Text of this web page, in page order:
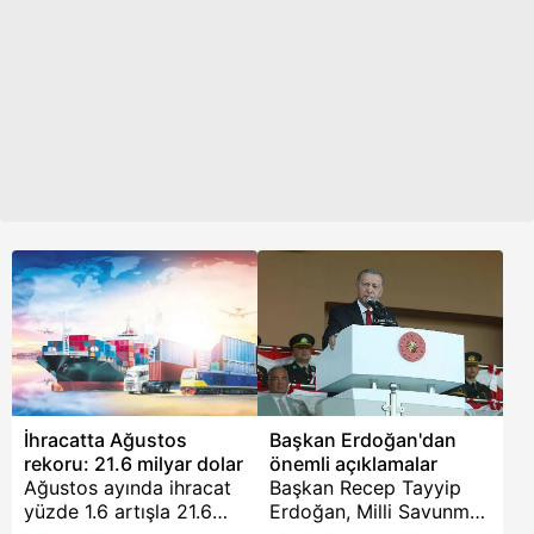
İhracatta Ağustos
rekoru: 21.6 milyar dolar
Ağustos ayında ihracat
yüzde 1.6 artışla 21.6
Başkan Erdoğan'dan
önemli açıklamalar
Başkan Recep Tayyip
Erdoğan, Milli Savunma